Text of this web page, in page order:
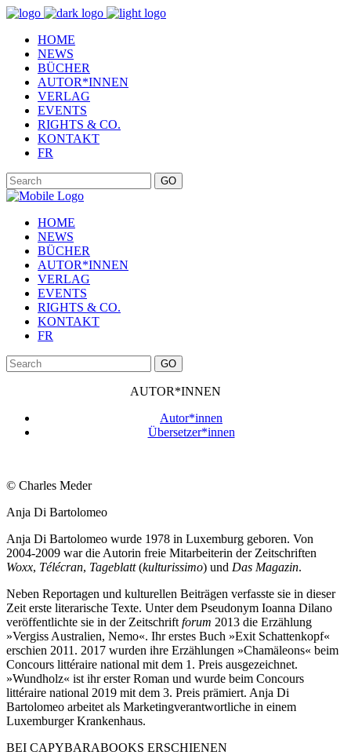
HOME
NEWS
BÜCHER
AUTOR*INNEN
VERLAG
EVENTS
RIGHTS & CO.
KONTAKT
FR
GO
HOME
NEWS
BÜCHER
AUTOR*INNEN
VERLAG
EVENTS
RIGHTS & CO.
KONTAKT
FR
GO
AUTOR*INNEN
Autor*innen
Übersetzer*innen
© Charles Meder
Anja Di Bartolomeo
Anja Di Bartolomeo wurde 1978 in Luxemburg geboren. Von
2004-2009 war die Autorin freie Mitarbeiterin der Zeitschriften
Woxx, Télécran, Tageblatt(kulturissimo) und Das Magazin.
Neben Reportagen und kulturellen Beiträgen verfasste sie in dieser
Zeit erste literarische Texte. Unter dem Pseudonym Ioanna Dilano
veröffentlichte sie in der Zeitschrift forum 2013 die Erzählung
»Vergiss Australien, Nemo«. Ihr erstes Buch »Exit Schattenkopf«
erschien 2011. 2017 wurden ihre Erzählungen »Chamäleons« beim
Concours littéraire national mit dem 1. Preis ausgezeichnet.
»Wundholz« ist ihr erster Roman und wurde beim Concours
littéraire national 2019 mit dem 3. Preis prämiert. Anja Di
Bartolomeo arbeitet als Marketingverantwortliche in einem
Luxemburger Krankenhaus.
BEI CAPYBARABOOKS ERSCHIENEN